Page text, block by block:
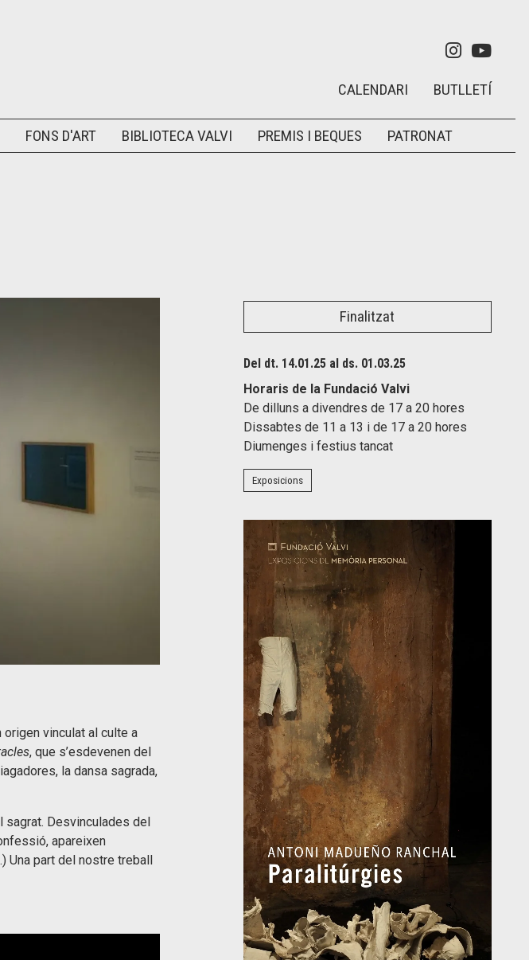
Link aLink
BUTLLETÍ
CALENDARI
FONS D'ART BIBLIOTECA VALVI PREMIS I BEQUES PATRONAT
Finalitzat
Del dt. 14.01.25al ds. 01.03.25
Horaris de la Fundació Valvi
De dilluns a divendres de 17 a 20 hores
Dissabtes de 11 a 13 i de 17 a 20 hores
Diumenges i festius tancat
Exposicions
vinculat al culte a
, que s’esdevenen del
la dansa sagrada,
sagrat. Desvinculades del
apareixen
Una part del nostre treball